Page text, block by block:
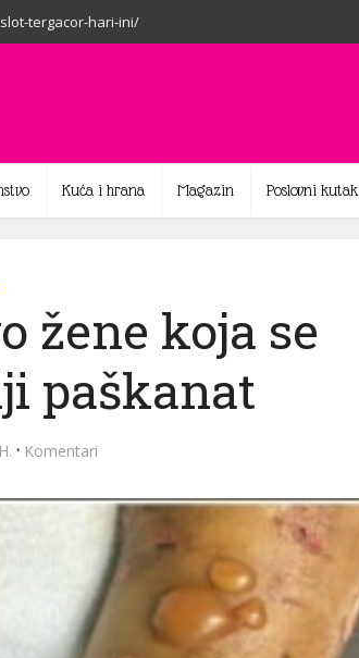
tergacor-hari-ini/
Kuća i hrana Magazin Poslovni kutak
žene koja se
paškanat
· Komentari